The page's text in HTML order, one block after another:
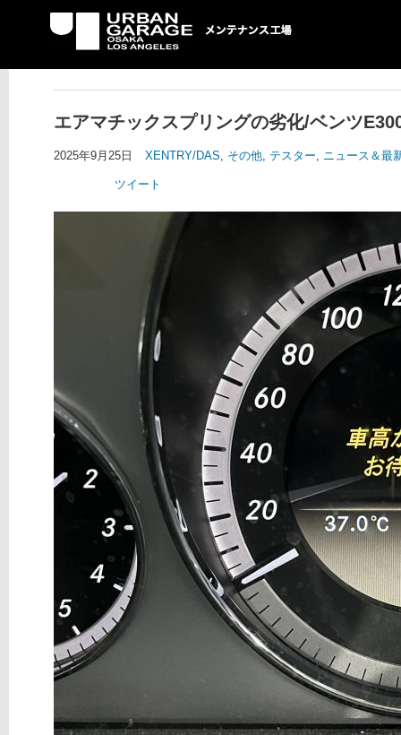
UG メンテナンス工場
エアマチックスプリングの劣化/ベンツ
2025年9月25日 XENTRY/DAS, その他, テスター, ニュース＆最
ツイート